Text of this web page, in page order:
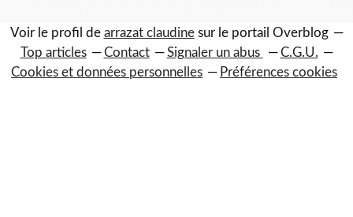
Voir le profil de arrazat claudinesur le portail Overblog
Top articles
Contact Signaler un abus
C.G.U.
Cookies et données personnelles
Préférences cookies